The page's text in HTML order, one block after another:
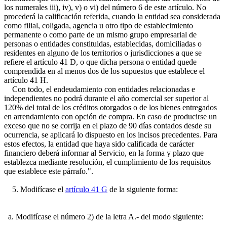
los numerales iii), iv), v) o vi) del número 6 de este artículo. No
procederá la calificación referida, cuando la entidad sea considerada
como filial, coligada, agencia u otro tipo de establecimiento
permanente o como parte de un mismo grupo empresarial de
personas o entidades constituidas, establecidas, domiciliadas o
residentes en alguno de los territorios o jurisdicciones a que se
refiere el artículo 41 D, o que dicha persona o entidad quede
comprendida en al menos dos de los supuestos que establece el
artículo 41 H.
Con todo, el endeudamiento con entidades relacionadas e
independientes no podrá durante el año comercial ser superior al
120% del total de los créditos otorgados o de los bienes entregados
en arrendamiento con opción de compra. En caso de producirse un
exceso que no se corrija en el plazo de 90 días contados desde su
ocurrencia, se aplicará lo dispuesto en los incisos precedentes. Para
estos efectos, la entidad que haya sido calificada de carácter
financiero deberá informar al Servicio, en la forma y plazo que
establezca mediante resolución, el cumplimiento de los requisitos
que establece este párrafo.".
5. Modifícase el artículo 41 G de la siguiente forma:
a. Modifícase el número 2) de la letra A.- del modo siguiente: